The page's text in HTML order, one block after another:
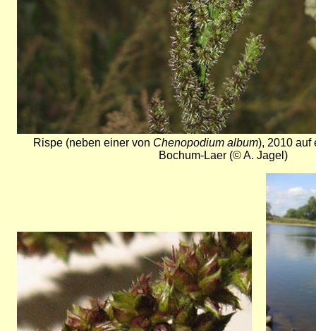
Rispe (neben einer von Chenopodium album), 2010 auf
Bochum-Laer (© A. Jagel)
Bild